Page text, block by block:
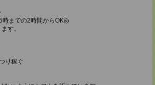
時までの2時間からOK◎
す。
り稼ぐ